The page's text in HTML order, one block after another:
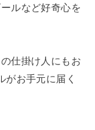
ルなど好奇心を
仕掛け人にもお
がお手元に届く